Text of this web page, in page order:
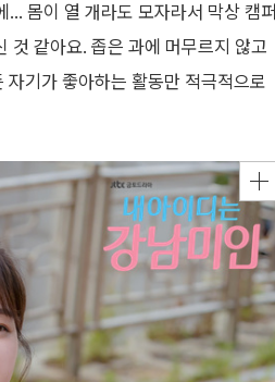
… 몸이 열 개라도 모자라서 막상 캠퍼
것 같아요. 좁은 과에 머무르지 않고
기가 좋아하는 활동만 적극적으로